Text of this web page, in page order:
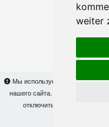
weiter
Мы используем cookies для
нашего сайта. На
отключить использование